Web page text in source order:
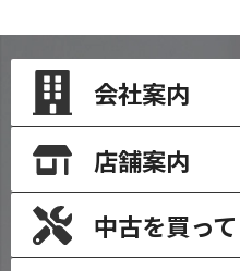
会社案内
店舗案内
中古を買って